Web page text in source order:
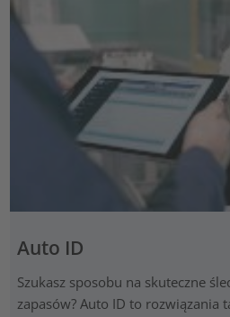
Auto ID
Szukasz sposobu na skuteczne
zapasów? Auto ID to rozwiązania